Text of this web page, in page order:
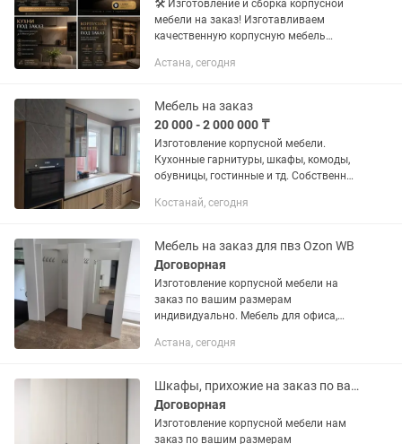
🛠 Изготовление и сборка корпусной
мебели на заказ! Изготавливаем
качественную корпусную мебель
✅ Кухонные гарнитуры ✅ Шкафы-купе
Астана, сегодня
Мебель на заказ
20 000 - 2 000 000 ₸
Изготовление корпусной мебели.
Кухонные гарнитуры, шкафы, комоды,
обувницы, гостинные и тд. Собственное
производство (г.Екатеринбург) Сборка
Костанай, сегодня
Мебель на заказ для пвз Ozon WB
Договорная
Изготовление корпусной мебели на
заказ по вашим размерам
индивидуально. Мебель для офиса,
купе, детские, прихожие, .... Пишите на
Астана, сегодня
Шкафы, прихожие на заказ по вашим размерам
Договорная
Изготовление корпусной мебели нам
заказ по вашим размерам